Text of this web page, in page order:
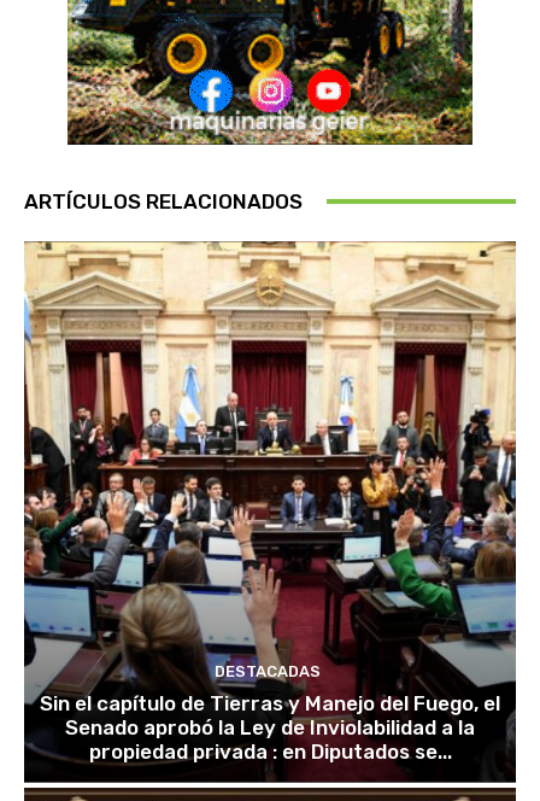
ARTÍCULOS RELACIONADOS
DESTACADAS
Sin el capítulo de Tierras y Manejo del Fuego, el
Senado aprobó la Ley de Inviolabilidad a la
propiedad privada : en Diputados se...